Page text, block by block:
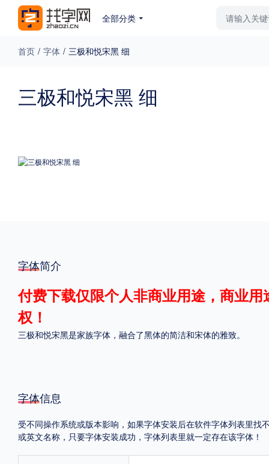
全部分类
免费下载 收费下载 更多
格式
.TTF
中国大陆
POP字体下载 字库打包下载 海报素材下载
首页 / 字体 / 三极和悦宋黑 细
三极和悦宋黑 细
字体简介
付费下载仅限个人非商业用途，商业
权！
三极和悦宋黑是家族字体，融合了黑体的简洁和宋体的雅致。
字体信息
受不同操作系统或版本影响，如果字体安装后在软件字体列表里
或英文名称，只要字体安装成功，字体列表里就一定存在该字体！